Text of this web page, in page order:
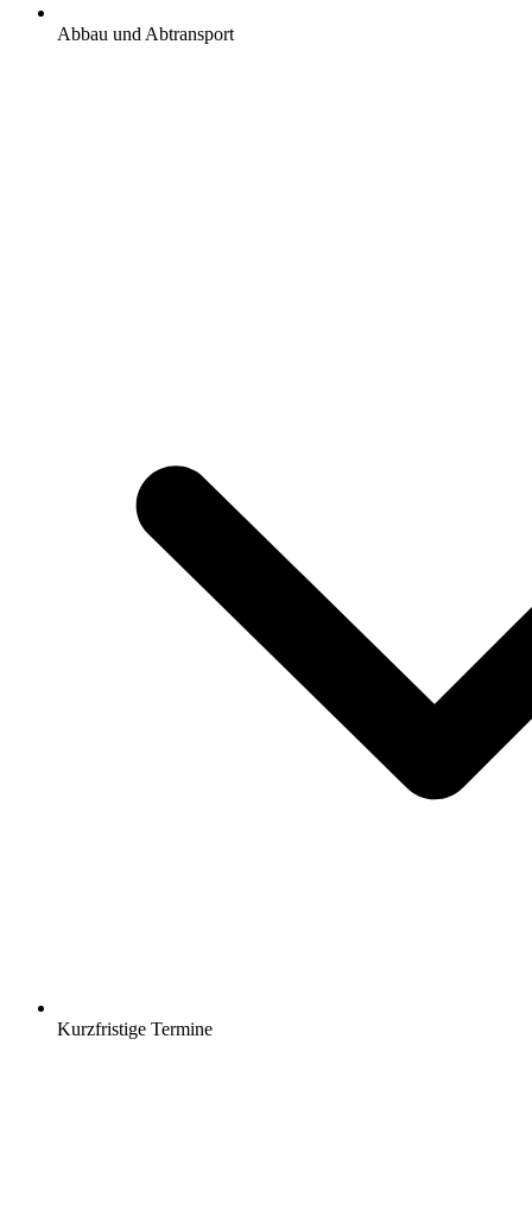
Abbau und Abtransport
Kurzfristige Termine